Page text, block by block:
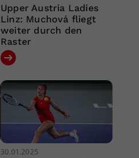
Upper Austria Ladies
Linz: Muchová fliegt
weiter durch den
Raster
30.01.2025